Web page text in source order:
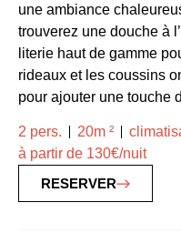
une ambiance
trouverez une douche à
literie haut de gamme
rideaux et les coussins
pour ajouter une touche
2 pers. 20m ²
à partir de 130€/nuit
RESERVER